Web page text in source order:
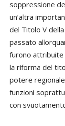
soppressione
un’altra
del Titolo V
passato
furono attribuite
la riforma del
potere
funzioni
con